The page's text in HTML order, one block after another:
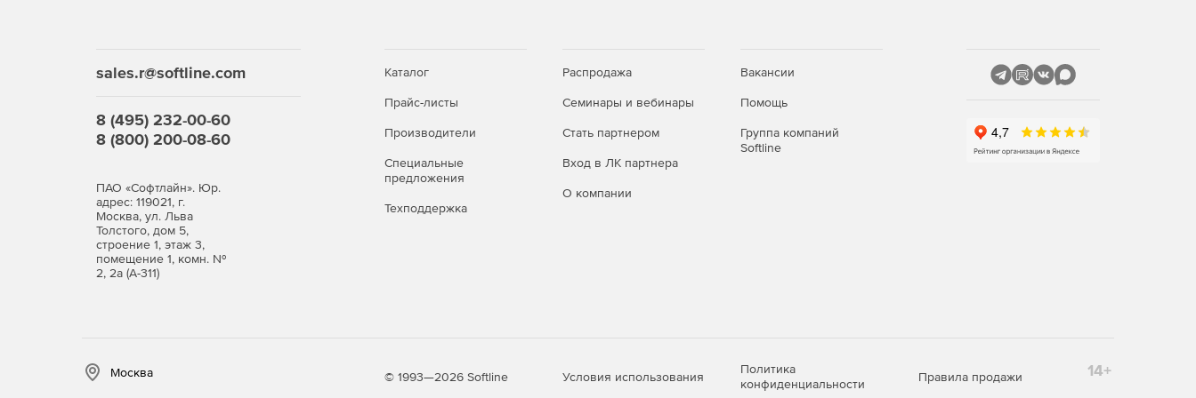
sales.r@softline.com
8 (495) 232-00-60
8 (800) 200-08-60
ПАО «Софтлайн». Юр.
адрес: 119021, г.
Москва, ул. Льва
Толстого, дом 5,
строение 1, этаж 3,
помещение 1, комн. №
2, 2а (А-311)
Каталог
Прайс-листы
Производители
Специальные
предложения
Техподдержка
Распродажа
Семинары и вебинары
Стать партнером
Вход в ЛК партнера
О компании
Вакансии
Помощь
Группа компаний
Softline
Москва © 1993—2026 Softline Условия использования
Политика
конфиденциальности
Правила продажи 14+